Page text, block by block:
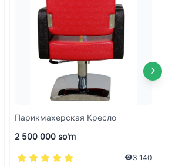
Парикмахерская Кресло
2 500 000 so'm
3 140